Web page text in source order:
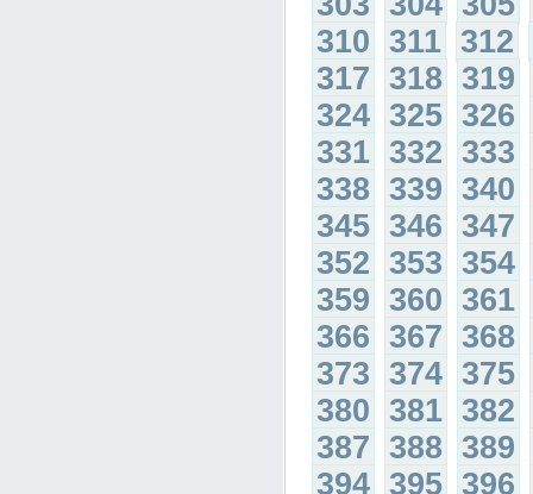
310 311 312
317 318 319
324 325 326
331 332 333
338 339 340
345 346 347
352 353 354
359 360 361
366 367 368
373 374 375
380 381 382
387 388 389
394 395 396